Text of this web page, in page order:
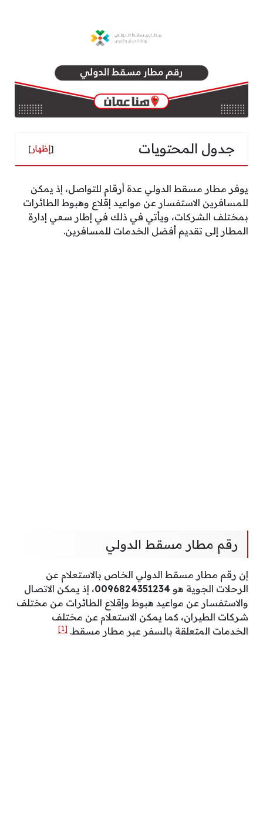
جدول المحتويات [إظهار]
يوفر مطار مسقط الدولي عدة أرقام للتواصل، إذ يمكن
للمسافرين الاستفسار عن مواعيد إقلاع وهبوط الطائرات
بمختلف الشركات، ويأتي في ذلك في إطار سعي إدارة
المطار إلى تقديم أفضل الخدمات للمسافرين.
رقم مطار مسقط الدولي
إن رقم مطار مسقط الدولي الخاص بالاستعلام عن
الرحلات الجوية هو 0096824351234، إذ يمكن الاتصال
والاستفسار عن مواعيد هبوط وإقلاع الطائرات من مختلف
شركات الطيران، كما يمكن الاستعلام عن مختلف
الخدمات المتعلقة بالسفر عبر مطار مسقط. [1]